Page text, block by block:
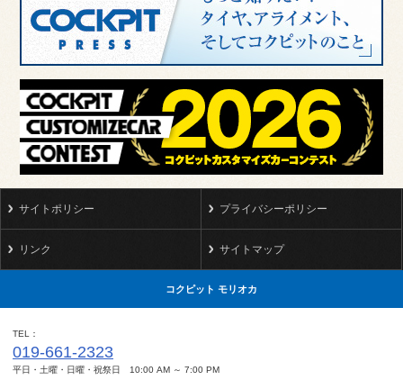
サイトポリシー プライバシーポリシー
リンク サイトマップ
コクピット モリオカ
TEL
019-661-2323
平日・土曜・日曜・祝祭日 10:00 AM ～ 7:00 PM